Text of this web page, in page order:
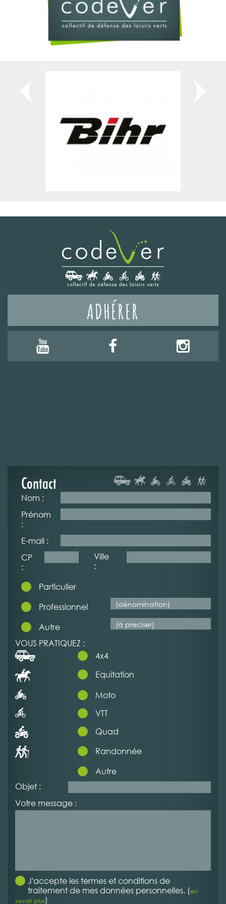
ADHÉRER
Contact
Nom :
Prénom
:
E-mail :
CP
:
Ville
:
Particulier
Professionnel
Autre
VOUS PRATIQUEZ :
4x4
Equitation
Moto
VTT
Quad
Randonnée
Autre
Objet :
Votre message :
J'accepte les termes et conditions de
traitement de mes données personnelles. (en
savoir plus)